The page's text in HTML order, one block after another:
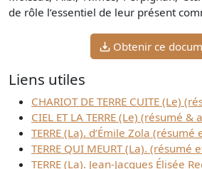
de rôle l’essentiel de leur présent
Obtenir ce
Liens utiles
CHARIOT DE TERRE CUITE (Le)
CIEL ET LA TERRE (Le) (résumé &
TERRE (La). d’Émile Zola (résumé
TERRE QUI MEURT (La). (résumé
TERRE (La). Jean-Jacques Élisée